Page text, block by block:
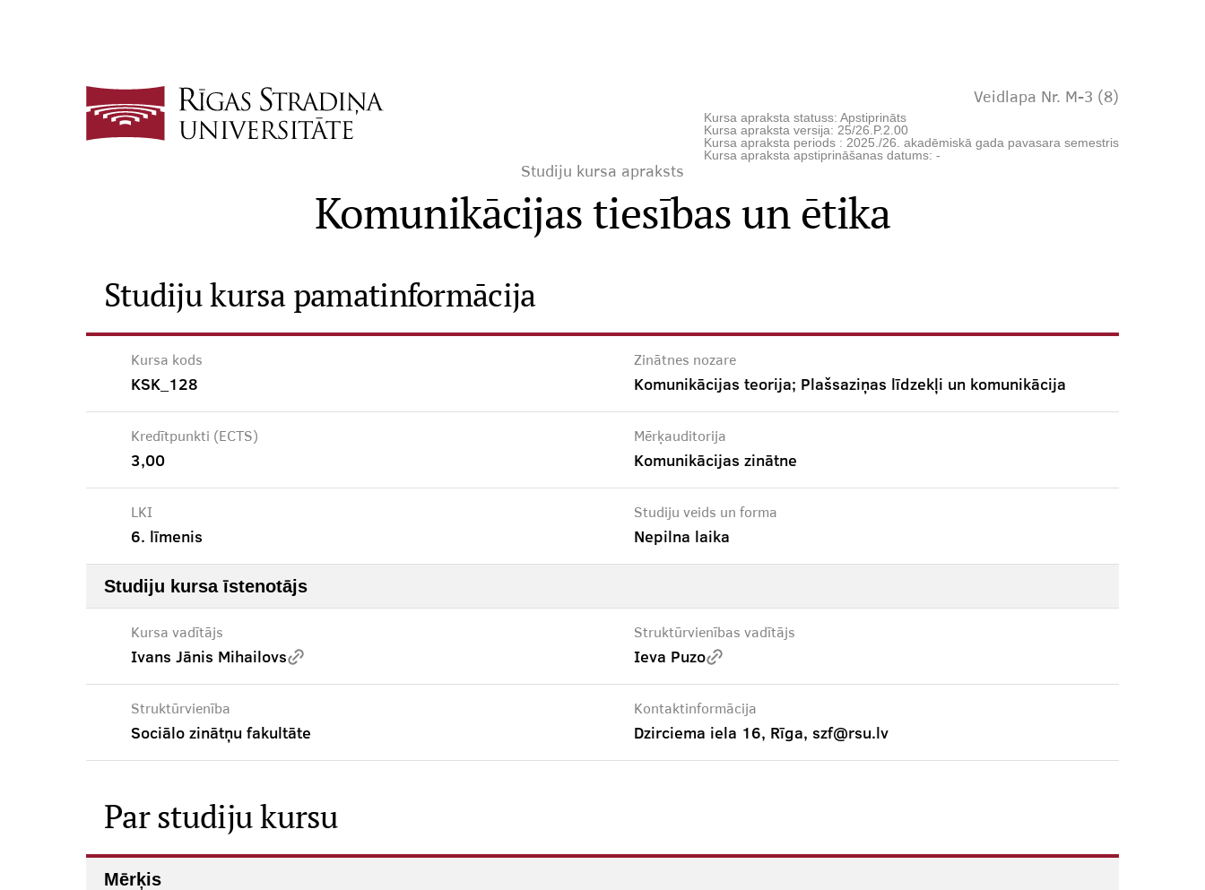
Veidlapa Nr. M-3 (8)
Kursa apraksta statuss: Apstiprināts
Kursa apraksta versija: 25/26.P.2.00
Kursa apraksta periods : 2025./26. akadēmiskā gada pavasara semestris
Kursa apraksta apstiprināšanas datums: -
Studiju kursa apraksts
Komunikācijas tiesības un ētika
Studiju kursa pamatinformācija
Kursa kods
KSK_128
Zinātnes nozare
Komunikācijas teorija; Plašsaziņas līdzekļi un komunikācija
Kredītpunkti (ECTS)
3,00
Mērķauditorija
Komunikācijas zinātne
LKI
6. līmenis
Studiju veids un forma
Nepilna laika
Studiju kursa īstenotājs
Kursa vadītājs
Ivans Jānis Mihailovs
Struktūrvienības vadītājs
Ieva Puzo
Struktūrvienība
Sociālo zinātņu fakultāte
Kontaktinformācija
Dzirciema iela 16, Rīga, szf@rsu.lv
Par studiju kursu
Mērķis